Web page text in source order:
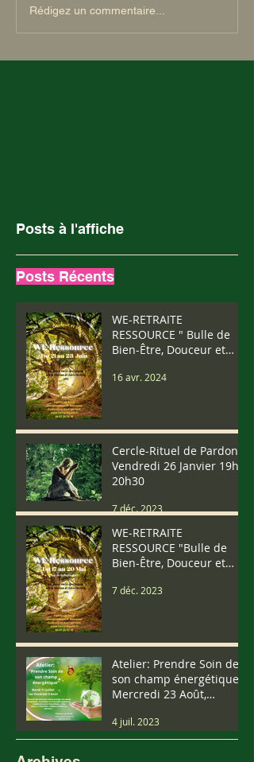
Rédigez un commentaire...
Posts à l'affiche
Posts Récents
WE-RETRAITE
RESSOURCE " Bulle de
Bien-Être, Douceur et
Juin 2024
16 avr. 2024
Cercle-Rituel de Pardon
Vendredi 26 Janvier 19h-
20h30
7 déc. 2023
WE-RETRAITE
RESSOURCE "Bulle de
Bien-Être, Douceur et
Mai (We Pentecôte)
7 déc. 2023
Atelier: Prendre Soin de
son champ énergétique
Mercredi 23 Août,
4 juil. 2023